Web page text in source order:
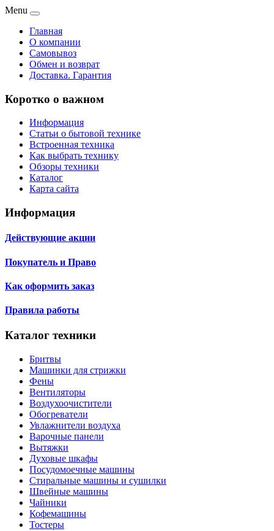
Menu
Главная
О компании
Самовывоз
Обмен и возврат
Доставка. Гарантия
Коротко о важном
Информация
Статьи о бытовой технике
Встроенная техника
Как выбрать технику
Обзоры техники
Каталог
Карта сайта
Информация
Действующие акции
Покупатель и Право
Как оформить заказ
Правила работы
Каталог техники
Бритвы
Машинки для стрижки
Фены
Вентиляторы
Воздухоочистители
Обогреватели
Увлажнители воздуха
Варочные панели
Вытяжки
Духовые шкафы
Посудомоечные машины
Стиральные машины и сушилки
Швейные машины
Чайники
Кофемашины
Тостеры